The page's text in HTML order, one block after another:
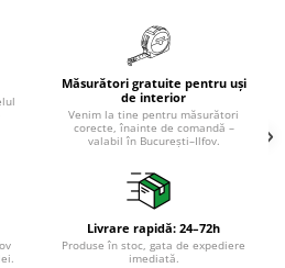
Măsurători gratuite pentru uși
de interior
Venim la tine pentru măsurători
corecte, înainte de comandă –
valabil în București–Ilfov.
Livrare rapidă: 24–72h
Produse în stoc, gata de expediere
imediată.